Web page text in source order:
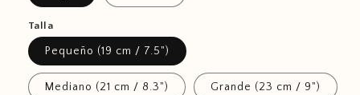
Talla
Pequeño (19 cm / 7.5")
Mediano (21 cm / 8.3") Grande (23 cm / 9")